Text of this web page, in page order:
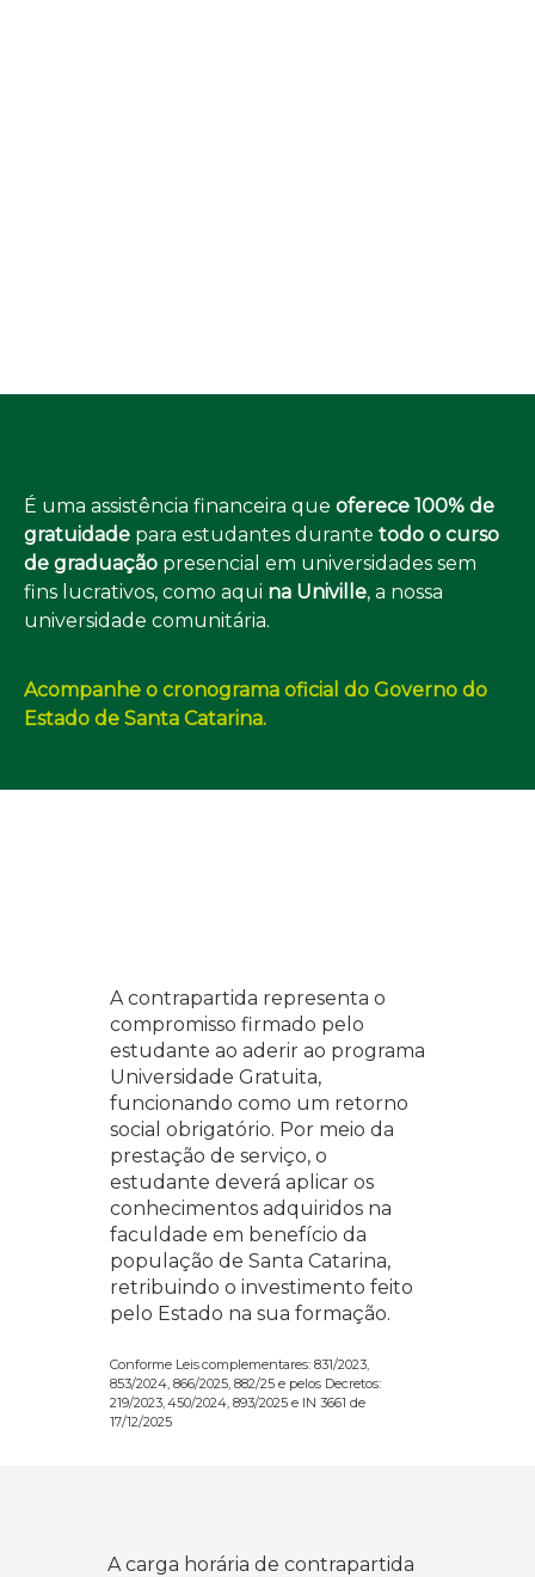
É uma assistência financeira que oferece 100% de
gratuidade para estudantes durante todo o curso
de graduação presencial em universidades sem
fins lucrativos, como aqui na Univille, a nossa
universidade comunitária.
Acompanhe o cronograma oficial do Governo do
Estado de Santa Catarina.
A contrapartida representa o
compromisso firmado pelo
estudante ao aderir ao programa
Universidade Gratuita,
funcionando como um retorno
social obrigatório. Por meio da
prestação de serviço, o
estudante deverá aplicar os
conhecimentos adquiridos na
faculdade em benefício da
população de Santa Catarina,
retribuindo o investimento feito
pelo Estado na sua formação.
Conforme Leis complementares: 831/2023,
853/2024, 866/2025, 882/25 e pelos Decretos:
219/2023, 450/2024, 893/2025 e IN 3661 de
17/12/2025
A carga horária de contrapartida